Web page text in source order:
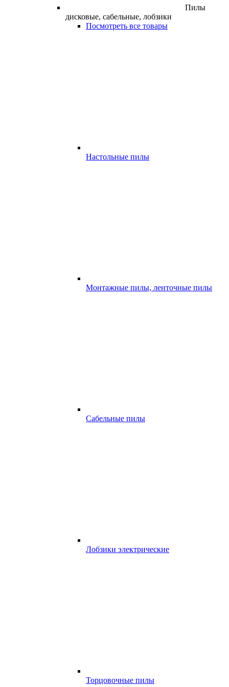
Пилы
дисковые, сабельные, лобзики
Посмотреть все товары
Настольные пилы
Монтажные пилы, ленточные пилы
Сабельные пилы
Лобзики электрические
Торцовочные пилы